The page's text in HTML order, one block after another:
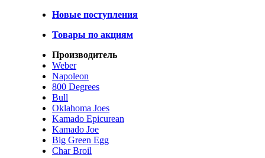
Новые поступления
Товары по акциям
Производитель
Weber
Napoleon
800 Degrees
Bull
Oklahoma Joes
Kamado Epicurean
Kamado Joe
Big Green Egg
Char Broil